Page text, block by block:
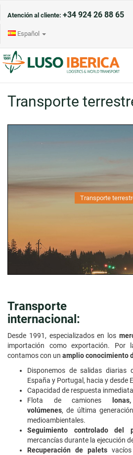
Atención al cliente: +34 924 26 88 65
Español
Transporte
Transporte
Transporte
internacional:
Desde 1991, especializados en los
importación como exportación. Por
contamos con un amplio conocimiento
Disponemos de salidas diarias
España y Portugal, hacia y desde
Capacidad de respuesta
Flota de camiones
volúmenes, de última
medioambientales.
Seguimiento controlado del
mercancías durante la ejecución
Recuperación de palets